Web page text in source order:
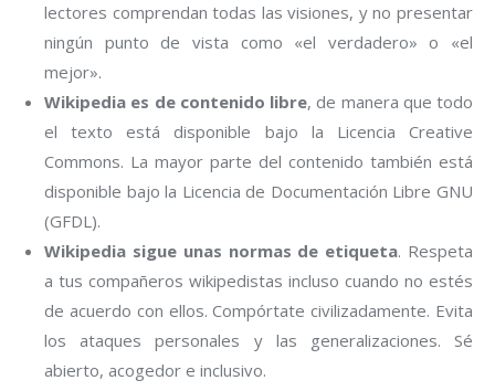
lectores comprendan todas las visiones, y no presentar
ningún punto de vista como «el verdadero» o «el
mejor».
Wikipedia es de contenido libre, de manera que todo
el texto está disponible bajo la Licencia Creative
Commons. La mayor parte del contenido también está
disponible bajo la Licencia de Documentación Libre GNU
(GFDL).
Wikipedia sigue unas normas de etiqueta. Respeta
a tus compañeros wikipedistas incluso cuando no estés
de acuerdo con ellos. Compórtate civilizadamente. Evita
los ataques personales y las generalizaciones. Sé
abierto, acogedor e inclusivo.